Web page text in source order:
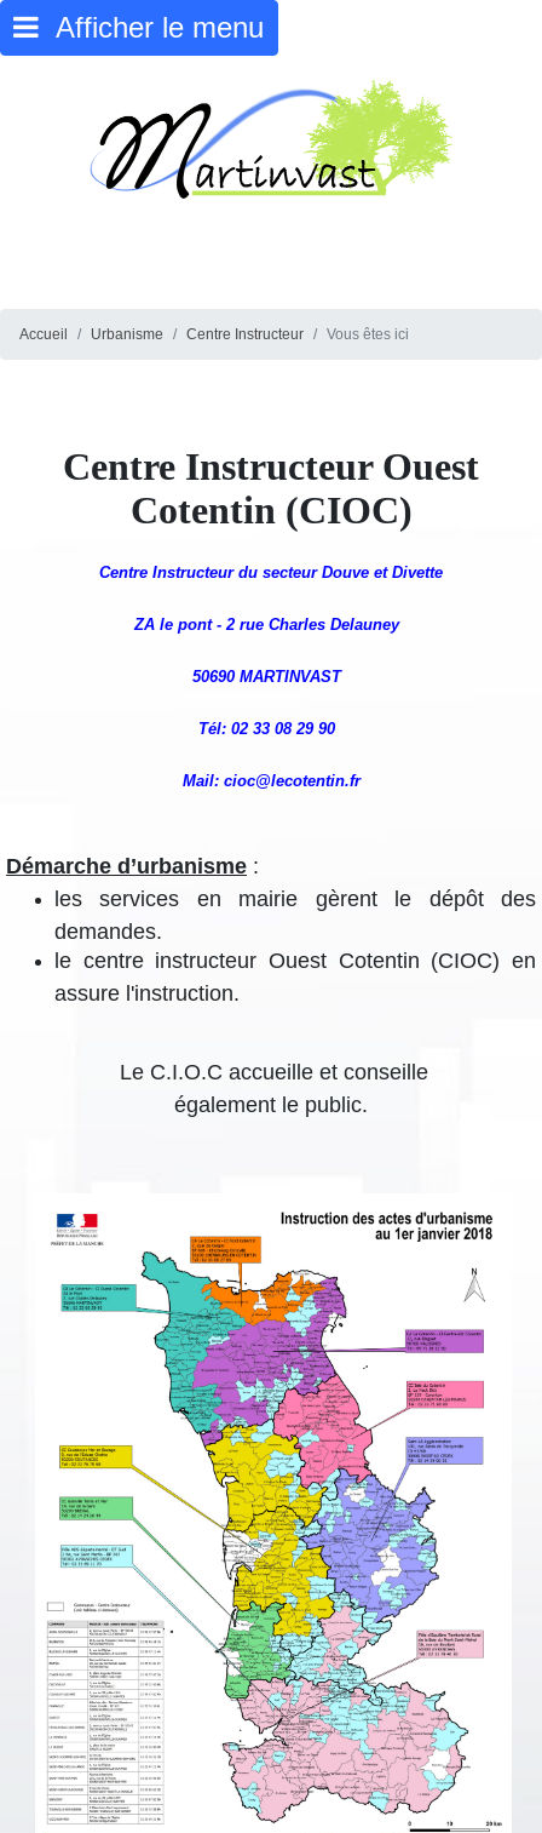
Afficher le menu
Accueil Urbanisme Centre Instructeur Vous êtes ici
Centre Instructeur Ouest
Cotentin (CIOC)
Centre Instructeur du secteur Douve et Divette
ZA le pont -2 rue Charles Delauney
50690 MARTINVAST
Tél: 02 33 08 29 90
Mail: cioc@lecotentin.fr
Démarche d’urbanisme :
les services en mairie gèrent le dépôt des
demandes.
le centre instructeur Ouest Cotentin (CIOC) en
assure l'instruction.
Le C.I.O.C accueille et conseille
également le public.